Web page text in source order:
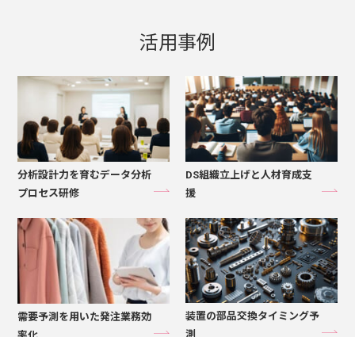
活用事例
分析設計力を育むデータ分析
プロセス研修
DS組織立上げと人材育成支
援
需要予測を用いた発注業務効
装置の部品交換タイミング予
測